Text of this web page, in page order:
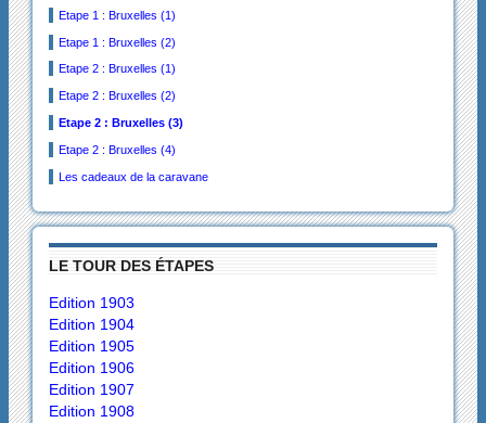
Etape 1 : Bruxelles (1)
Etape 1 : Bruxelles (2)
Etape 2 : Bruxelles (1)
Etape 2 : Bruxelles (2)
Etape 2 : Bruxelles (3)
Etape 2 : Bruxelles (4)
Les cadeaux de la caravane
LE TOUR DES ÉTAPES
Edition 1903
Edition 1904
Edition 1905
Edition 1906
Edition 1907
Edition 1908